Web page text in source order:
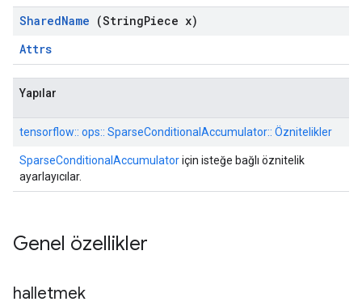
SharedName (StringPiece x)
Attrs
Yapılar
tensorflow:: ops:: SparseConditionalAccumulator:: Öznitelikler
SparseConditionalAccumulatoriçin isteğe bağlı öznitelik
ayarlayıcılar.
Genel özellikler
halletmek